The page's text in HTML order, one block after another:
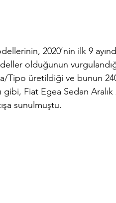
2020’nin ilk 9
olduğunun
Tipo üretildiği ve bunun
Fiat Egea Sedan Aralık
sunulmuştu.